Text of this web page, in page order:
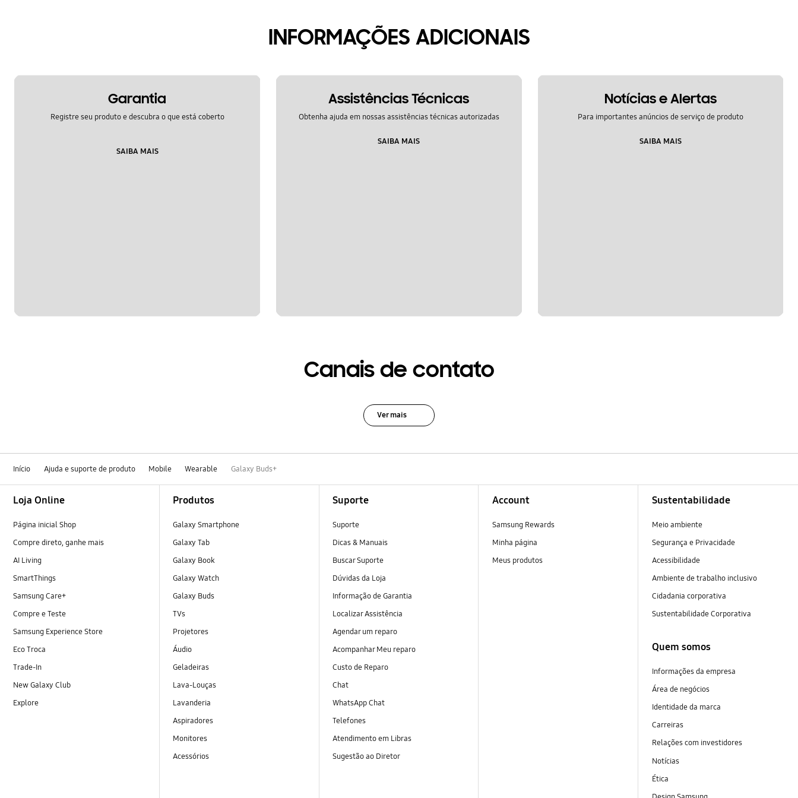
INFORMAÇÕES ADICIONAIS
Garantia
Registre seu produto e descubra o que está coberto
SAIBA MAIS
Assistências Técnicas
Obtenha ajuda em nossas assistências técnicas autorizadas
SAIBA MAIS
Notícias e Alertas
Para importantes anúncios de serviço de produto
SAIBA MAIS
Canais de contato
Ver mais
Início Ajuda e suporte de produto Mobile Wearable Galaxy Buds+
Loja Online
Página inicial Shop
Compre direto, ganhe mais
AI Living
SmartThings
Samsung Care+
Compre e Teste
Samsung Experience Store
Eco Troca
Trade-In
New Galaxy Club
Explore
Produtos
Galaxy Smartphone
Galaxy Tab
Galaxy Book
Galaxy Watch
Galaxy Buds
TVs
Projetores
Áudio
Geladeiras
Lava-Louças
Lavanderia
Aspiradores
Monitores
Acessórios
Suporte
Suporte
Dicas & Manuais
Buscar Suporte
Dúvidas da Loja
Informação de Garantia
Localizar Assistência
Agendar um reparo
Acompanhar Meu reparo
Custo de Reparo
Chat
WhatsApp Chat
Telefones
Atendimento em Libras
Sugestão ao Diretor
Account
Samsung Rewards
Minha página
Meus produtos
Sustentabilidade
Meio ambiente
Segurança e Privacidade
Acessibilidade
Ambiente de trabalho inclusivo
Cidadania corporativa
Sustentabilidade Corporativa
Quem somos
Informações da empresa
Área de negócios
Identidade da marca
Carreiras
Relações com investidores
Notícias
Ética